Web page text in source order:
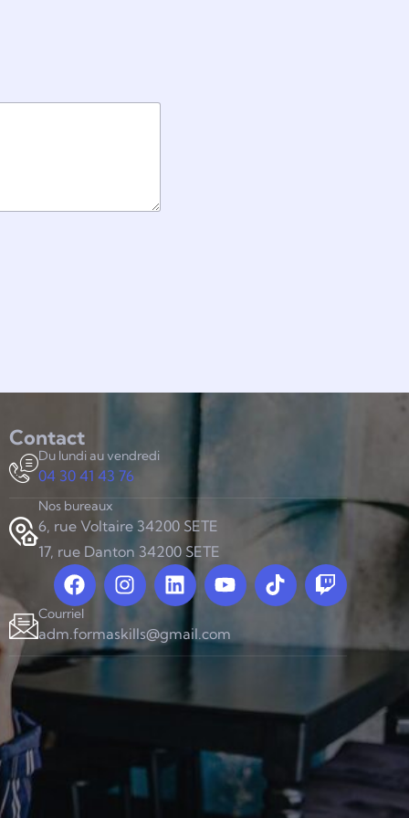
Contact
Du lundi au vendredi
04 30 41 43 76
Nos bureaux
6, rue Voltaire 34200 SETE
17, rue Danton 34200 SETE
Courriel
adm.formaskills@gmail.com